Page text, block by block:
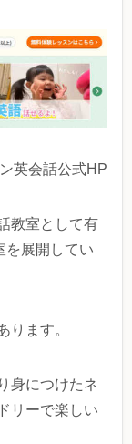
英会話公式HP
教室として有
を展開してい
ります。
身につけたネ
リーで楽しい